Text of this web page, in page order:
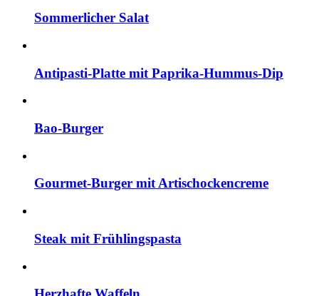
Sommerlicher Salat
Antipasti-Platte mit Paprika-Hummus-Dip
Bao-Burger
Gourmet-Burger mit Artischockencreme
Steak mit Frühlingspasta